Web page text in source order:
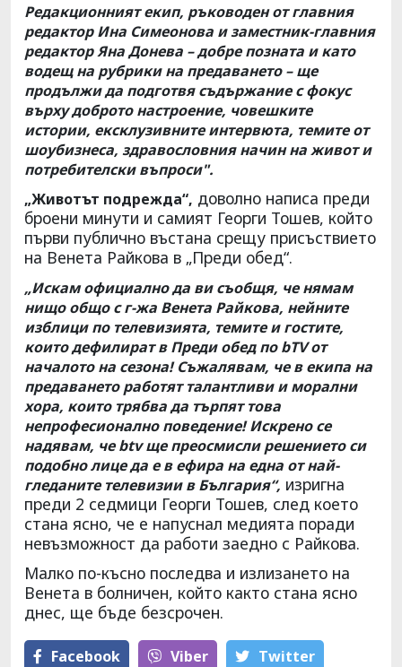
Редакционният екип, ръководен от главния
редактор Ина Симеонова и заместник-главния
редактор Яна Донева – добре позната и като
водещ на рубрики на предаването – ще
продължи да подготвя съдържание с фокус
върху доброто настроение, човешките
истории, ексклузивните интервюта, темите от
шоубизнеса, здравословния начин на живот и
потребителски въпроси".
„Животът подрежда“, доволно написа преди
броени минути и самият Георги Тошев, който
първи публично въстана срещу присъствието
на Венета Райкова в „Преди обед“.
„Искам официално да ви съобщя, че нямам
нищо общо с г-жа Венета Райкова, нейните
изблици по телевизията, темите и гостите,
които дефилират в Преди обед по bTV от
началото на сезона! Съжалявам, че в екипа на
предаването работят талантливи и морални
хора, които трябва да търпят това
непрофесионално поведение! Искрено се
надявам, че btv ще преосмисли решението си
подобно лице да е в ефира на една от най-
гледаните телевизии в България“, изригна
преди 2 седмици Георги Тошев, след което
стана ясно, че е напуснал медията поради
невъзможност да работи заедно с Райкова.
Малко по-късно последва и излизането на
Венета в болничен, който както стана ясно
днес, ще бъде безсрочен.
Facebook Viber Тwitter